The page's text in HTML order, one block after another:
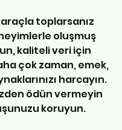
toplarsanız
oluşmuş
kaliteli veri için
çok zaman, emek,
harcayın.
ödün vermeyin
koruyun.